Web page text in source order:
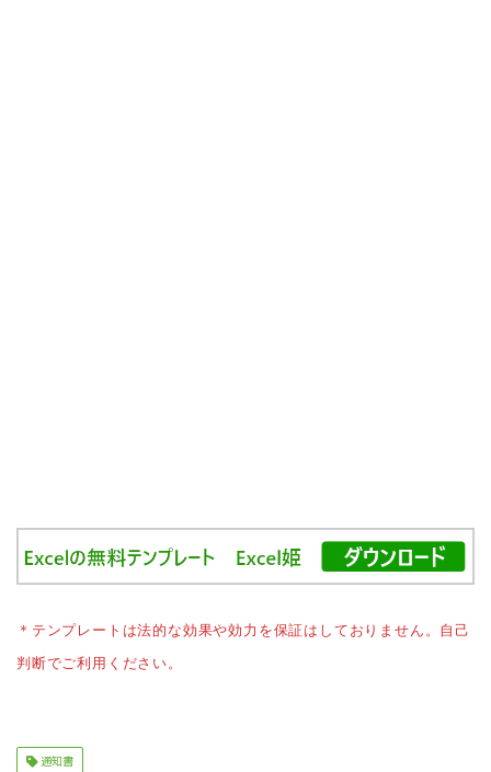
＊テンプレートは法的な効果や効力を保証はしておりません。自己
判断でご利用ください。
通知書